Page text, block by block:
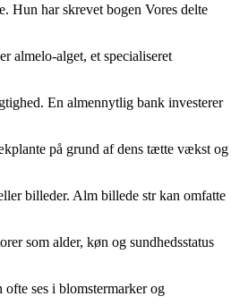
Hun har skrevet bogen Vores delte
almelo-alget, et specialiseret
En almennytlig bank investerer
på grund af dens tætte vækst og
billeder. Alm billede str kan omfatte
som alder, køn og sundhedsstatus
ses i blomstermarker og